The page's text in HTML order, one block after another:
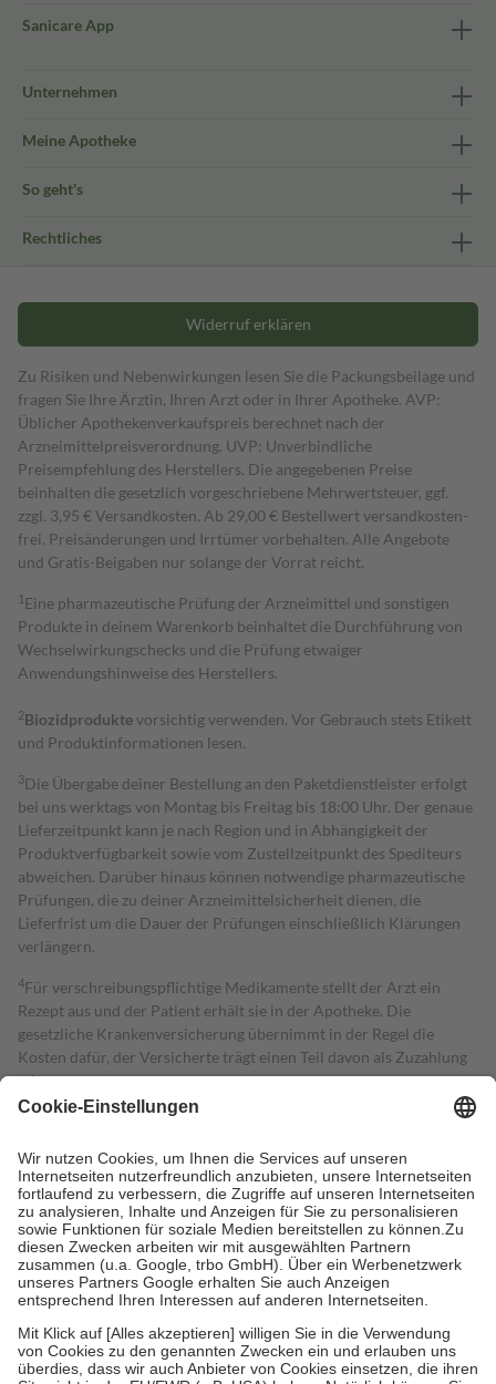
Sanicare App
Unternehmen
Meine Apotheke
So geht's
Rechtliches
Widerruf erklären
Zu Risiken und Nebenwirkungen lesen Sie die Packungsbeilage und
fragen Sie Ihre Ärztin, Ihren Arzt oder in Ihrer Apotheke. AVP:
Üblicher Apothekenverkaufspreis berechnet nach der
Arzneimittelpreisverordnung. UVP: Unverbindliche
Preisempfehlung des Herstellers. Die angegebenen Preise
beinhalten die gesetzlich vorgeschriebene Mehrwertsteuer, ggf.
zzgl. 3,95 € Versandkosten. Ab 29,00 € Bestell­wert versand­kosten­
frei. Preisänderungen und Irrtümer vorbehalten. Alle Angebote
und Gratis-Beigaben nur solange der Vorrat reicht.
1 Eine pharmazeutische Prüfung der Arzneimittel und sonstigen
Produkte in deinem Warenkorb beinhaltet die Durchführung von
Wechselwirkungschecks und die Prüfung etwaiger
Anwendungshinweise des Herstellers.
2Biozidproduktevorsichtig verwenden. Vor Gebrauch stets Etikett
und Produktinformationen lesen.
3Die Übergabe deiner Bestellung an den Paketdienstleister erfolgt
bei uns werktags von Montag bis Freitag bis 18:00 Uhr. Der genaue
Lieferzeitpunkt kann je nach Region und in Abhängigkeit der
Produktverfügbarkeit sowie vom Zustellzeitpunkt des Spediteurs
abweichen. Darüber hinaus können notwendige pharmazeutische
Prüfungen, die zu deiner Arzneimittelsicherheit dienen, die
Lieferfrist um die Dauer der Prüfungen einschließlich Klärungen
verlängern.
4Für verschreibungspflichtige Medikamente stellt der Arzt ein
Rezept aus und der Patient erhält sie in der Apotheke. Die
gesetzliche Krankenversicherung übernimmt in der Regel die
Kosten dafür, der Versicherte trägt einen Teil davon als Zuzahlung
mit.
Grundsätzlich leisten Mitglieder Zuzahlungen in Höhe von zehn
höchstens zehn Euro.
Es sind jedoch nie mehr als die tatsächlichen
Kosten der Leistung zu entrichten.
Diese Regeln gelten grundsätzlich auch für Online-Apotheken.
Bei Heilmitteln und häuslicher Krankenpflege beträgt die
Zuzahlung zehn Prozent der Kosten sowie zehn Euro je
Verordnung.
Um das Engagement der Versicherten für ihre eigene Gesundheit zu
stärken und die besondere Stellung der Familie zu unterstützen,
fallenkeine Zuzahlungenan bei:
• Kindern und Jugendlichen bis zum vollendeten 18. Lebensjahr